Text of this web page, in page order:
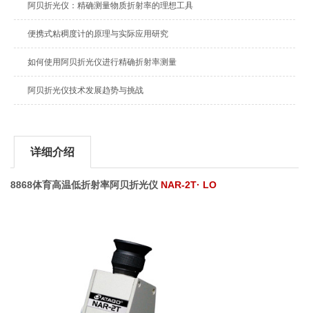
阿贝折光仪：精确测量物质折射率的理想工具
便携式粘稠度计的原理与实际应用研究
如何使用阿贝折光仪进行精确折射率测量
阿贝折光仪技术发展趋势与挑战
详细介绍
8868体育高温低折射率阿贝折光仪 NAR-2T· LO